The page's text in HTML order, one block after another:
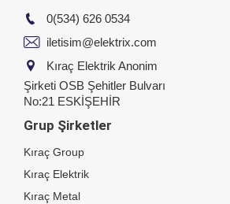
0(534) 626 0534
iletisim@elektrix.com
Kıraç Elektrik Anonim
Şirketi OSB Şehitler Bulvarı
No:21 ESKİŞEHİR
Grup Şirketler
Kıraç Group
Kıraç Elektrik
Kıraç Metal